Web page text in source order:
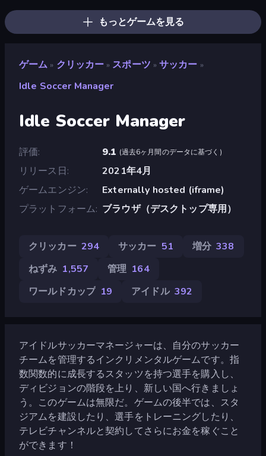
もっとゲームを見る
ゲーム » クリッカー » スポーツ » サッカー »
Idle Soccer Manager
Idle Soccer Manager
評価 9.1 (過去6ヶ月間のデータに基づく )
リリース日
2021年4月
ゲームエンジン
Externally hosted (iframe)
プラットフォーム ブラウザ（デスクトップ専用）
クリッカー 294 サッカー 51 増分 338
ねずみ 1,557 管理 164
ワールドカップ 19 アイドル 392
アイドルサッカーマネージャーは、自分のサッカー
チームを管理するインクリメンタルゲームです。指
数関数的に成長するスタッツを持つ選手を購入し、
ディビジョンの階段を上り、新しい国へ行きましょ
う。このゲームは無限だ。ゲームの後半では、スタ
ジアムを建設したり、選手をトレーニングしたり、
テレビチャンネルと契約してさらにお金を稼ぐこと
ができます！